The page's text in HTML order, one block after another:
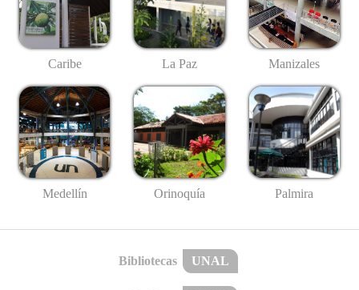
Caribe La Paz Manizales
Medellín Orinoquía Palmira
Bibliotecas UNAL